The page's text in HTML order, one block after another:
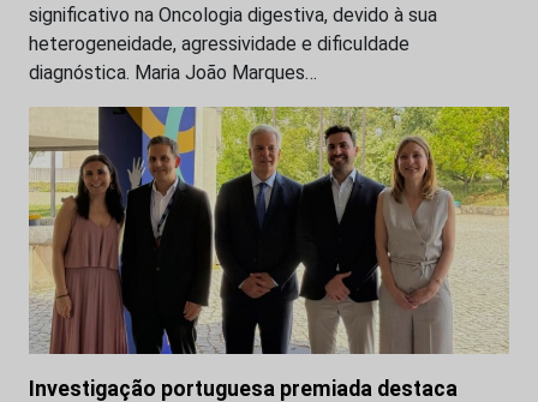
significativo na Oncologia digestiva, devido à sua
heterogeneidade, agressividade e dificuldade
diagnóstica. Maria João Marques…
Investigação portuguesa premiada destaca